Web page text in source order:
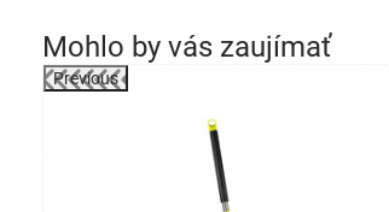
Mohlo by vás zaujímať
Previous